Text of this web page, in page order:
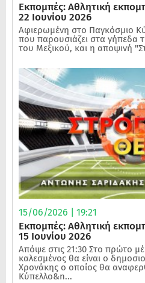
Εκπομπές: Αθλητική
22 Ιουνίου 2026
Αφιερωμένη στο Παγκόσμιο
που παρουσιάζει στα γήπεδα
του Μεξικού, και η αποψινή
15/06/2026 | 19:21
Εκπομπές: Αθλητική
15 Ιουνίου 2026
Απόψε στις 21:30 Στο πρώτο
καλεσμένος θα είναι ο
Χρονάκης ο οποίος θα
Κύπελλο&n...